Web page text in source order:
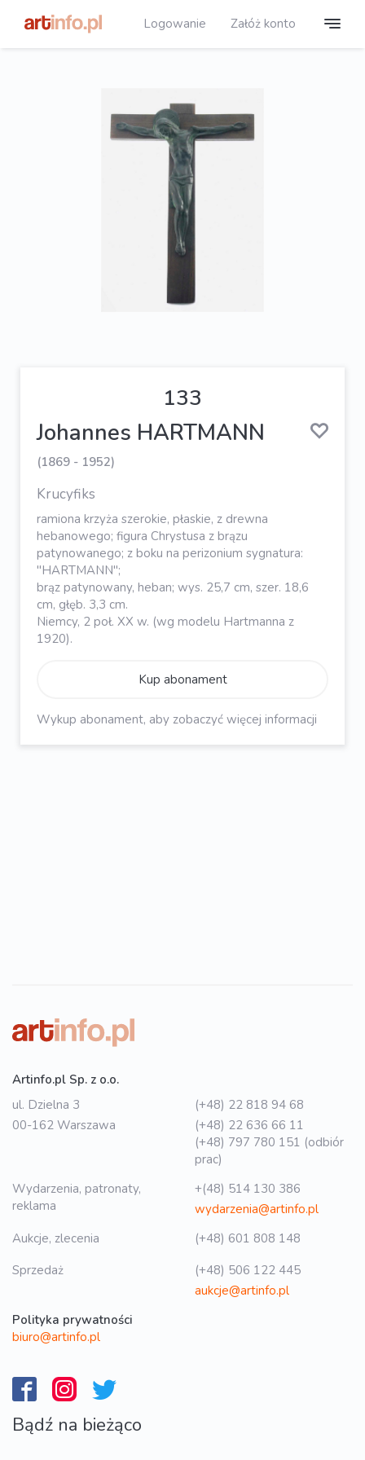
Logowanie Załóż konto
133
Johannes HARTMANN
(1869 - 1952)
Krucyfiks
ramiona krzyża szerokie, płaskie, z drewna
hebanowego; figura Chrystusa z brązu
patynowanego; z boku na perizonium sygnatura:
"HARTMANN";
brąz patynowany, heban; wys. 25,7 cm, szer. 18,6
cm, głęb. 3,3 cm.
Niemcy, 2 poł. XX w. (wg modelu Hartmanna z
1920).
Kup abonament
Wykup abonament, aby zobaczyć więcej informacji
Artinfo.pl Sp. z o.o.
ul. Dzielna 3
00-162 Warszawa
(+48) 22 818 94 68
(+48) 22 636 66 11
(+48) 797 780 151 (odbiór
prac)
Wydarzenia, patronaty,
reklama
+(48) 514 130 386
wydarzenia@artinfo.pl
Aukcje, zlecenia
(+48) 601 808 148
Sprzedaż
(+48) 506 122 445
aukcje@artinfo.pl
Polityka prywatności
biuro@artinfo.pl
Bądź na bieżąco